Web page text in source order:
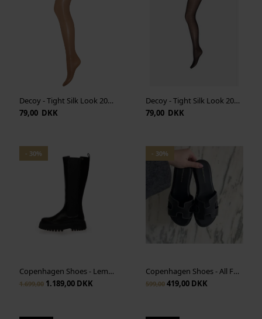
Decoy - Tight Silk Look 20Den - Caramel
79,00 DKK
Decoy - Tight Silk Look 20Den - Black
79,00 DKK
- 30%
Copenhagen Shoes - Lemon High - Black
1.699,001.189,00 DKK
- 30%
Copenhagen Shoes - All For Love - Black
599,00 419,00 DKK